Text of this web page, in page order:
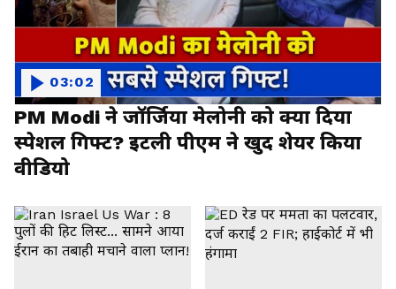
PM Modi ने जॉर्जिया मेलोनी को क्या दिया
स्पेशल गिफ्ट? इटली पीएम ने खुद शेयर किया
वीडियो
03:02